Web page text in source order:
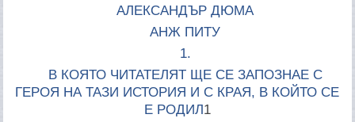
АЛЕКСАНДЪР ДЮМА
АНЖ ПИТУ
1.
В КОЯТО ЧИТАТЕЛЯТ ЩЕ СЕ ЗАПОЗНАЕ С
ГЕРОЯ НА ТАЗИ ИСТОРИЯ И С КРАЯ, В КОЙТО СЕ
Е РОДИЛ1